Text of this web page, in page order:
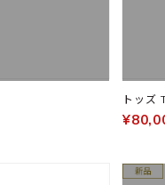
トッズ